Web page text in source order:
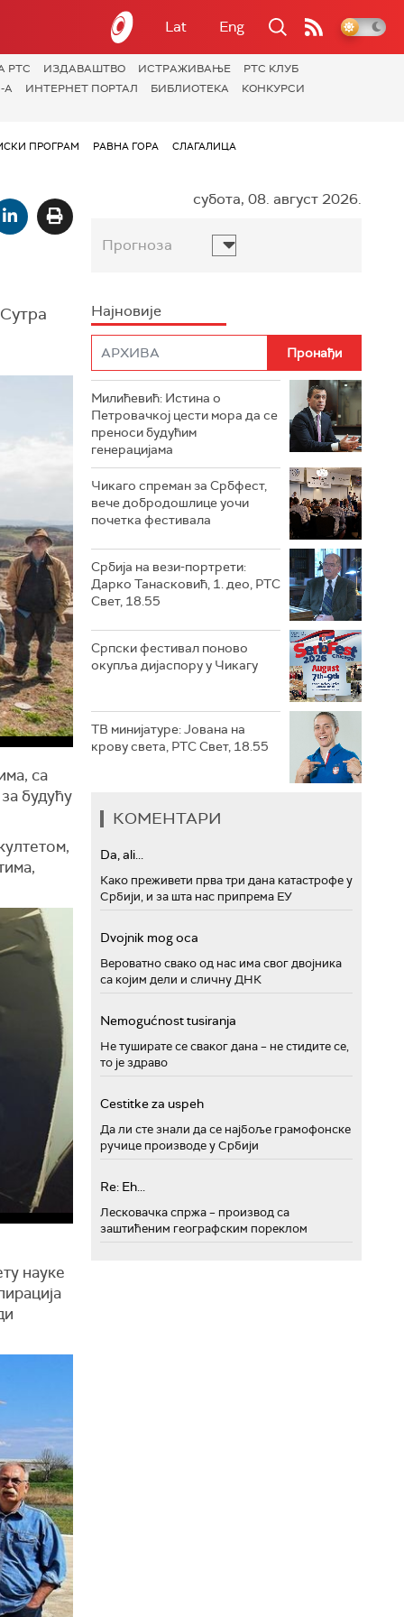
Lat Eng
РТС ИЗДАВАШТВО ИСТРАЖИВАЊЕ
РТС КЛУБ
А
ИНТЕРНЕТ ПОРТАЛ БИБЛИОТЕКА КОНКУРСИ
ПРОГРАМ РАВНА ГОРА СЛАГАЛИЦА
са
будућу
науке
субота, 08. август 2026.
Прогноза
Најновије
Милићевић: Истина о
Петровачкој цести мора да се
преноси будућим
генерацијама
Чикаго спреман за Србфест,
вече добродошлице уочи
почетка фестивала
Србија на вези-портрети:
Дарко Танасковић, 1. део, РТС
Свет, 18.55
Српски фестивал поново
окупља дијаспору у Чикагу
ТВ минијатуре: Јована на
крову света, РТС Свет, 18.55
КОМЕНТАРИ
Da, ali...
Како преживети прва три дана катастрофе у
Србији, и за шта нас припрема ЕУ
Dvojnik mog oca
Вероватно свако од нас има свог двојника
са којим дели и сличну ДНК
Nemogućnost tusiranja
Не туширате се сваког дана – не стидите се,
то је здраво
Cestitke za uspeh
Да ли сте знали да се најбоље грамофонске
ручице производе у Србији
Re: Eh...
Лесковачка спржа – производ са
заштићеним географским пореклом